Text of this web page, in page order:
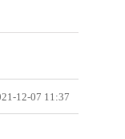
12-07 11:37